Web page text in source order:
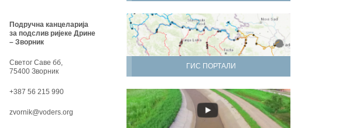
ГИС ПОРТАЛИ
Подручна канцеларија
за подслив ријеке Дрине
– Зворник
Светог Саве бб,
75400 Зворник
+387 56 215 990
zvornik@voders.org